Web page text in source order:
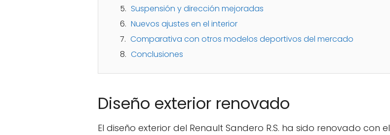
Suspensión y dirección mejoradas
Nuevos ajustes en el interior
Comparativa con otros modelos deportivos del mercado
Conclusiones
Diseño exterior renovado
El diseño exterior del Renault Sandero R.S. ha sido renovado con el